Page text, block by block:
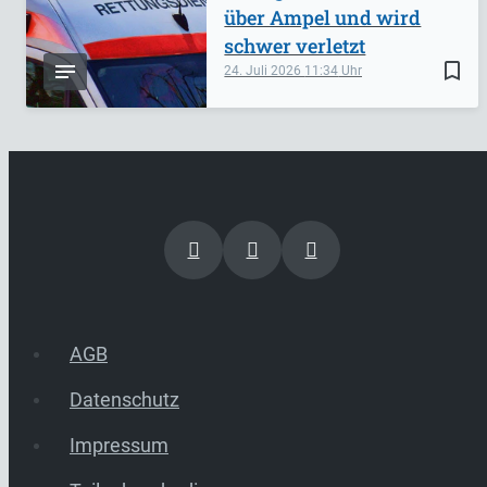
bookmark_border
24. Juli 2026 11:34
über Ampel und wird
schwer verletzt
AGB
Datenschutz
Impressum